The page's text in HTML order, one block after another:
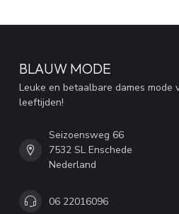
BLAUW MODE
Leuke en betaalbare dames mode
leeftijden!
Seizoensweg 66
7532 SL Enschede
Nederland
06 22016096